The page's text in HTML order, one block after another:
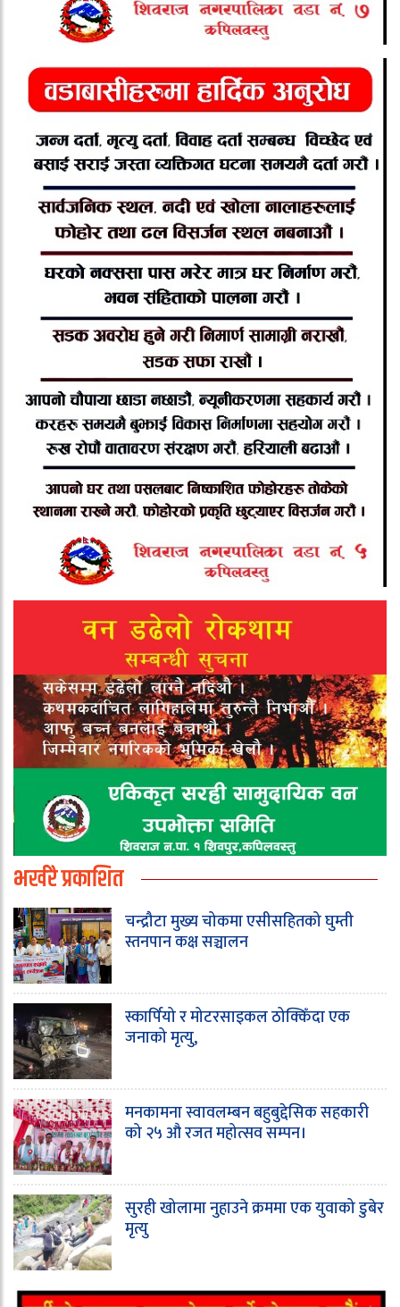
भर्खरै प्रकाशित
चन्द्रौटा मुख्य चोकमा एसीसहितको घुम्ती
स्तनपान कक्ष सञ्चालन
स्कार्पियो र मोटरसाइकल ठोक्किँदा एक
जनाको मृत्यु,
मनकामना स्वावलम्बन बहुबुद्देसिक सहकारी
को २५ औ रजत महोत्सव सम्पन।
सुरही खोलामा नुहाउने क्रममा एक युवाको डुबेर
मृत्यु